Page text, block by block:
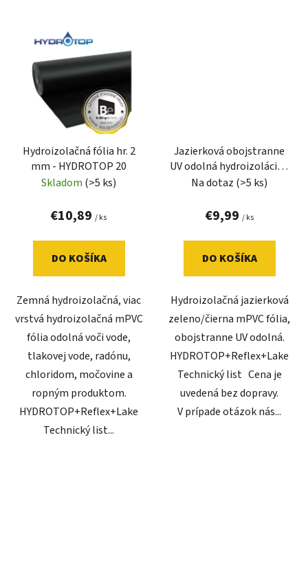
Hydroizolačná fólia hr. 2
mm - HYDROTOP 20
Skladom (>5 ks)
€10,89 / ks
DO KOŠÍKA
Zemná hydroizolačná, viac
vrstvá hydroizolačná mPVC
fólia odolná voči vode,
tlakovej vode, radónu,
chloridom, močovine a
ropným produktom.
HYDROTOP+Reflex+Lake
Technický list...
Jazierková obojstranne
UV odolná hydroizolácia -
HYDROTOP LAKE DUO 15
Na dotaz (>5 ks)
€9,99 / ks
DO KOŠÍKA
Hydroizolačná jazierková
zeleno/čierna mPVC fólia,
obojstranne UV odolná.
HYDROTOP+Reflex+Lake
Technický list Cena je
uvedená bez dopravy.
V prípade otázok nás...